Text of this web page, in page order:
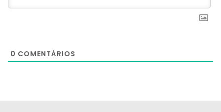
0 COMENTÁRIOS